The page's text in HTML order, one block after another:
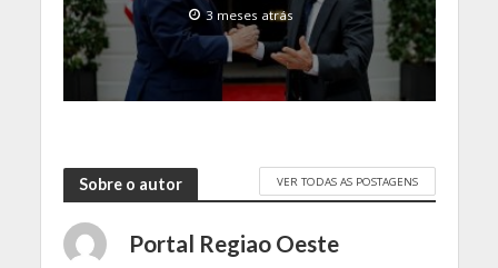
3 meses atrás
Sobre o autor VER TODAS AS POSTAGENS
Portal Regiao Oeste